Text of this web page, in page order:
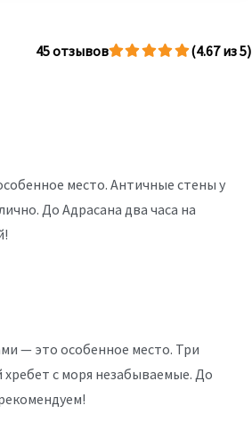
45 отзывов (4.67 из 5)
место. Античные стены у
До Адрасана два часа на
— это особенное место. Три
с моря незабываемые. До